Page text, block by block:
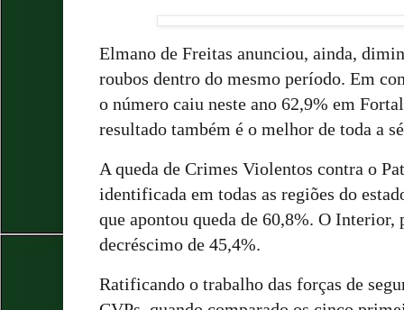
Elmano de Freitas anunciou, ainda,
roubos dentro do mesmo período. Em
o número caiu neste ano 62,9% em
resultado também é o melhor de toda a
A queda de Crimes Violentos contra o
identificada em todas as regiões do
que apontou queda de 60,8%. O Interior,
decréscimo de 45,4%.
Ratificando o trabalho das forças de